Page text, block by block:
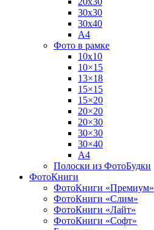
30х30
30х40
А4
Фото в рамке
10х10
10×15
13×18
15×15
15×20
20×20
20×30
30×30
30×40
A4
Полоски из ФотоБудки
ФотоКниги
ФотоКниги «Премиум»
ФотоКниги «Слим»
ФотоКниги «Лайт»
ФотоКниги «Софт»